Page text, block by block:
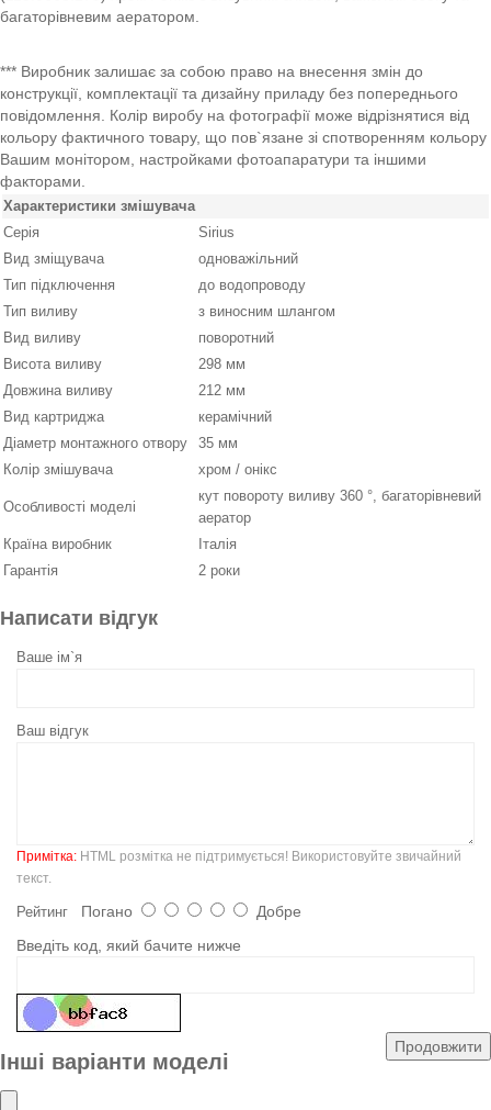
багаторівневим аератором.
*** Виробник залишає за собою право на внесення змін до
конструкції, комплектації та дизайну приладу без попереднього
повідомлення. Колір виробу на фотографії може відрізнятися від
кольору фактичного товару, що пов`язане зі спотворенням кольору
Вашим монітором, настройками фотоапаратури та іншими
факторами.
Характеристики змішувача
Серія
Sirius
Вид зміщувача
одноважільний
Тип підключення
до водопроводу
Тип виливу
з виносним шлангом
Вид виливу
поворотний
Висота виливу
298 мм
Довжина виливу
212 мм
Вид картриджа
керамічний
Діаметр монтажного отвору
35 мм
Колір змішувача
хром / онікс
Особливості моделі
кут повороту виливу 360 °, багаторівневий
аератор
Країна виробник
Італія
Гарантія
2 роки
Написати відгук
Ваше ім`я
Ваш відгук
Примітка: HTML розмітка не підтримується! Використовуйте звичайний
текст.
Рейтинг Погано
Добре
Введіть код, який бачите нижче
Продовжити
Інші варіанти моделі